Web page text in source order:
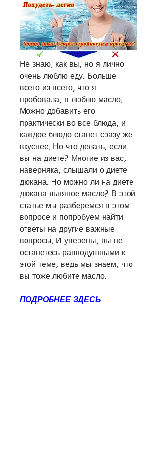
Не знаю, как вы, но я лично
очень люблю еду. Больше
всего из всего, что я
пробовала, я люблю масло.
Можно добавить его
практически во все блюда, и
каждое блюдо станет сразу же
вкуснее. Но что делать, если
вы на диете? Многие из вас,
наверняка, слышали о диете
дюкана. Но можно ли на диете
дюкана льняное масло? В этой
статье мы разберемся в этом
вопросе и попробуем найти
ответы на другие важные
вопросы. И уверены, вы не
останетесь равнодушными к
этой теме, ведь мы знаем, что
вы тоже любите масло.
ПОДРОБНЕЕ ЗДЕСЬ